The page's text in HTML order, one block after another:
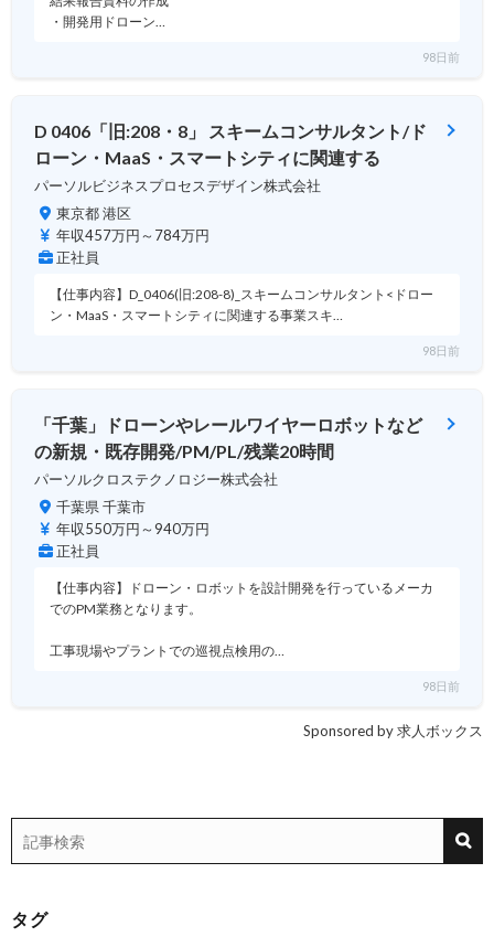
・開発用ドローン…
98日前
D 0406「旧:208・8」 スキームコンサルタント/ド
ローン・MaaS・スマートシティに関連する
パーソルビジネスプロセスデザイン株式会社
東京都 港区
年収457万円～784万円
正社員
【仕事内容】D_0406(旧:208-8)_スキームコンサルタント<ドロー
ン・MaaS・スマートシティに関連する事業スキ…
98日前
「千葉」ドローンやレールワイヤーロボットなど
の新規・既存開発/PM/PL/残業20時間
パーソルクロステクノロジー株式会社
千葉県 千葉市
年収550万円～940万円
正社員
【仕事内容】ドローン・ロボットを設計開発を行っているメーカ
でのPM業務となります。
工事現場やプラントでの巡視点検用の…
98日前
Sponsored by 求人ボックス
タグ